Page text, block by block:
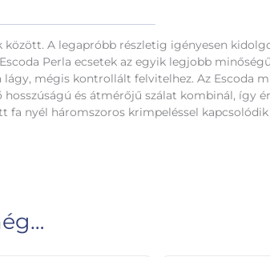
A legapróbb részletig igényesen
Perla ecsetek az egyik legjobb
mégis kontrollált felvitelhez. Az Escoda
és átmérőjű szálat kombinál, így
fa nyél háromszoros krimpeléssel